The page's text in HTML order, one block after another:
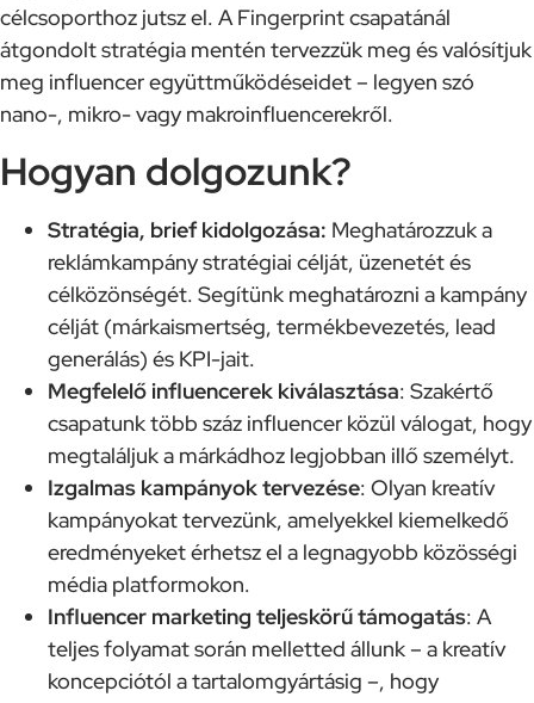
célcsoporthoz jutsz el. A Fingerprint csapatánál
átgondolt stratégia mentén tervezzük meg és valósítjuk
meg influencer együttműködéseidet – legyen szó
nano-, mikro- vagy makroinfluencerekről.
Hogyan dolgozunk?
Stratégia, brief kidolgozása: Meghatározzuk a
reklámkampány stratégiai célját, üzenetét és
célközönségét. Segítünk meghatározni a kampány
célját (márkaismertség, termékbevezetés, lead
generálás) és KPI-jait.
Megfelelő influencerek kiválasztása: Szakértő
csapatunk több száz influencer közül válogat, hogy
megtaláljuk a márkádhoz legjobban illő személyt.
Izgalmas kampányok tervezése: Olyan kreatív
kampányokat tervezünk, amelyekkel kiemelkedő
eredményeket érhetsz el a legnagyobb közösségi
média platformokon.
Influencer marketing teljeskörű támogatás: A
teljes folyamat során melletted állunk – a kreatív
koncepciótól a tartalomgyártásig –, hogy